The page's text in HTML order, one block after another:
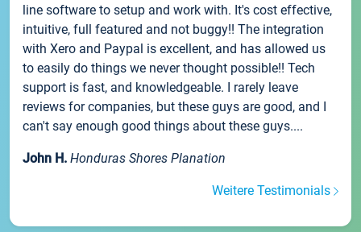
line software to setup and work with. It's cost effective,
intuitive, full featured and not buggy!! The integration
with Xero and Paypal is excellent, and has allowed us
to easily do things we never thought possible!! Tech
support is fast, and knowledgeable. I rarely leave
reviews for companies, but these guys are good, and I
can't say enough good things about these guys....
John H. Honduras Shores Planation
Weitere Testimonials